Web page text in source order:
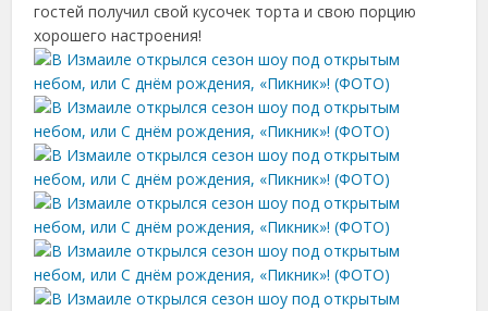
гостей получил свой кусочек торта и свою порцию
хорошего настроения!